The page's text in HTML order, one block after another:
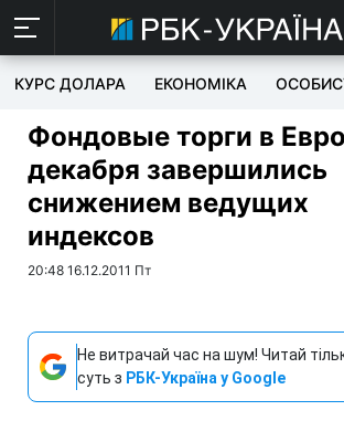
КУРС ДОЛАРА ЕКОНОМІКА
Фондовые торги в
декабря завершились
снижением ведущих
индексов
20:48 16.12.2011 Пт
Не витрачай час на шум! Читай
суть з РБК-Україна у Google